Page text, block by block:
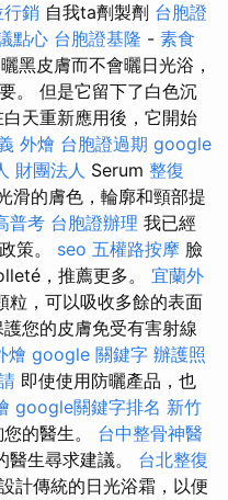
行銷 自我ta劑製劑 台胞證
點心 台胞證基隆 - 素食
曬黑皮膚而不會曬日光浴，
。 但是它留下了白色沉
天重新應用後，它開始
外燴 台胞證過期 google
財團法人 Serum 整復
滑的膚色，輪廓和頸部提
普考 台胞證辦理 我已經
策。 seo 五權路按摩 臉
，推薦更多。 宜蘭外
粒，可以吸收多餘的表面
您的皮膚免受有害射線
燴 google 關鍵字 辦護照
即使使用防曬產品，也
google關鍵字排名 新竹
的醫生。 台中整骨神醫
生尋求建議。 台北整復
計傳統的日光浴霜，以便